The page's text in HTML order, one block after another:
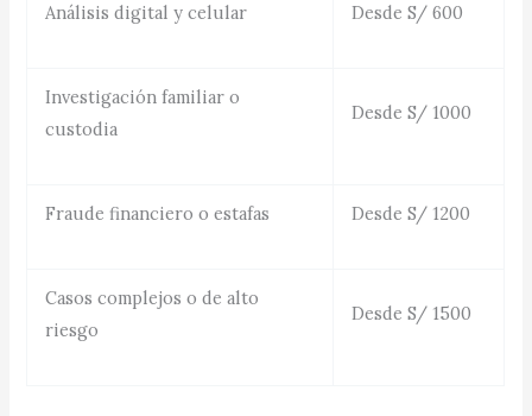
Análisis digital y celular Desde S/ 600
Investigación familiar o
custodia
Desde S/ 1000
Fraude financiero o estafas Desde S/ 1200
Casos complejos o de alto
riesgo
Desde S/ 1500